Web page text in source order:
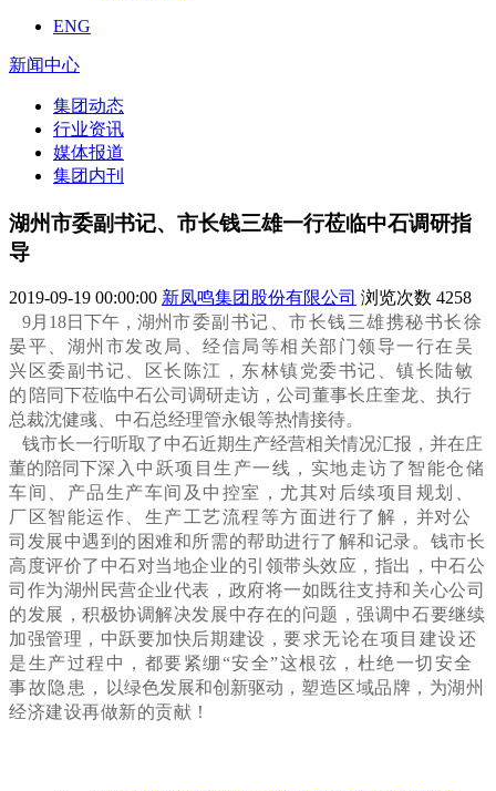
ENG
新闻中心
集团动态
行业资讯
媒体报道
集团内刊
湖州市委副书记、市长钱三雄一行莅临中石调研指
导
2019-09-19 00:00:00 新凤鸣集团股份有限公司 浏览次数 4258
9月18日下午，湖州市委副书记、市长钱三雄携秘书长徐
晏平、湖州市发改局、经信局等相关部门领导一行在吴
兴区委副书记、区长陈江，东林镇党委书记、镇长陆敏
的 陪同下莅临中石公司调研走访，公司董事长庄奎龙、执行
总裁沈健彧、中石总经理管永银等热情接待。
钱市长一行听取了中石近期生产经营相关情况汇报，并在庄
董的陪同下深入中跃项目生产一线，实地走访了智能仓储
车间、产品生产车间及中控室，尤其对后续项目规划、
厂区智能运作、生产工艺流程等方面进行了解， 并对公
司发展中遇到的困难和所需的帮助进行了解和记录。钱市长
高度评价了中石对当地企业的引领带头效应，指出，中石公
司作为湖州民营企业代表，政府将一如既往支持和关心公司
的发展，积极协调解决发展中存在的问题，强调中石要继续
加强管理，中跃要加快后期建设，要求无论在项目建设还
是生产过程中，都要紧绷“安全”这根弦，杜绝一切安全
事故隐患，
以绿色发展和创新驱动， 塑造区域品牌， 为湖州
经济建设再做新的贡献！